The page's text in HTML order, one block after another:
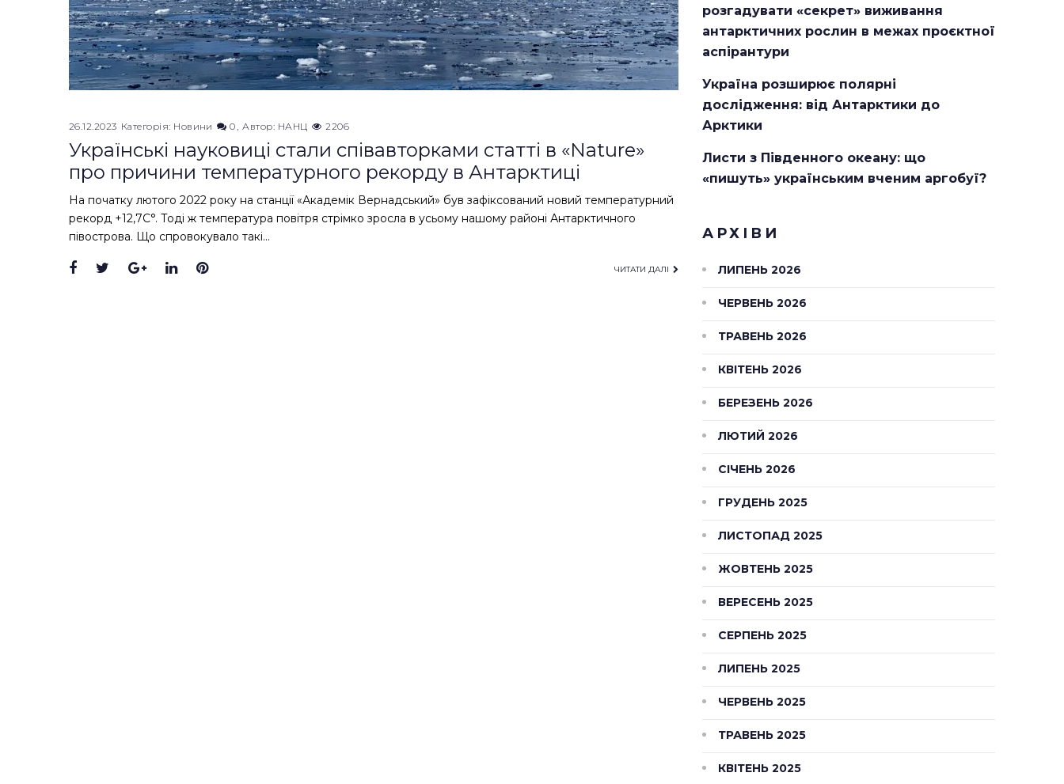
26.12.2023 Категорія: Новини 0 Автор: НАНЦ 2206
Українські науковиці стали співавторками статті в «Nature»
про причини температурного рекорду в Антарктиці
На початку лютого 2022 року на станції «Академік Вернадський» був зафіксований новий температурний
рекорд +12,7С°. Тоді ж температура повітря стрімко зросла в усьому нашому районі Антарктичного
півострова. Що спровокувало такі…
Facebook
TwitterGoogle+
LinkedInPinterest ЧИТАТИ ДАЛІ
розгадувати «секрет» виживання
антарктичних рослин в межах проєктної
аспірантури
Україна розширює полярні
дослідження: від Антарктики до
Арктики
Листи з Південного океану: що
«пишуть» українським вченим аргобуї?
АРХІВИ
ЛИПЕНЬ 2026
ЧЕРВЕНЬ 2026
ТРАВЕНЬ 2026
КВІТЕНЬ 2026
БЕРЕЗЕНЬ 2026
ЛЮТИЙ 2026
СІЧЕНЬ 2026
ГРУДЕНЬ 2025
ЛИСТОПАД 2025
ЖОВТЕНЬ 2025
ВЕРЕСЕНЬ 2025
СЕРПЕНЬ 2025
ЛИПЕНЬ 2025
ЧЕРВЕНЬ 2025
ТРАВЕНЬ 2025
КВІТЕНЬ 2025